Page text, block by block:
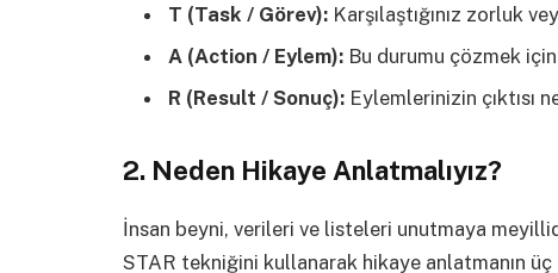
T (Task / Görev): Karşılaştığınız zorluk
A (Action / Eylem): Bu durumu çözmek için
R (Result / Sonuç): Eylemlerinizin çıktısı
2. Neden Hikaye Anlatmalıyız?
İnsan beyni, verileri ve listeleri unutmaya
STAR tekniğini kullanarak hikaye anlatmanın üç